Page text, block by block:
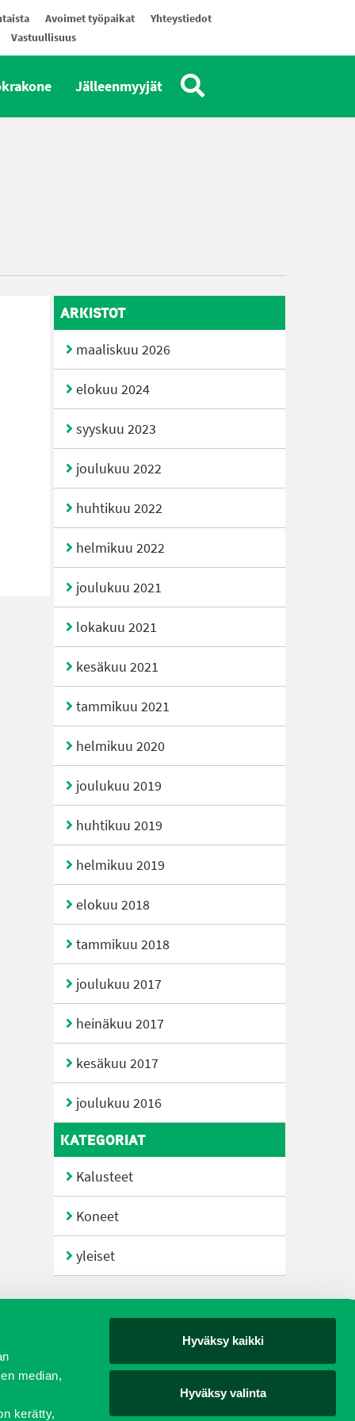
median,
kerätty,
Hyväksy kaikki
Hyväksy valinta
Avoimet työpaikat
Yhteystiedot
Vastuullisuus
Jälleenmyyjät
ARKISTOT
maaliskuu 2026
elokuu 2024
syyskuu 2023
joulukuu 2022
huhtikuu 2022
helmikuu 2022
joulukuu 2021
lokakuu 2021
kesäkuu 2021
tammikuu 2021
helmikuu 2020
joulukuu 2019
huhtikuu 2019
helmikuu 2019
elokuu 2018
tammikuu 2018
joulukuu 2017
heinäkuu 2017
kesäkuu 2017
joulukuu 2016
KATEGORIAT
Kalusteet
Koneet
yleiset